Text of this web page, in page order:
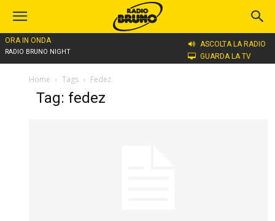
ORA IN ONDA
RADIO BRUNO NIGHT
ASCOLTA LA RADIO
GUARDA LA TV
Home Tags Fedez
Tag: fedez